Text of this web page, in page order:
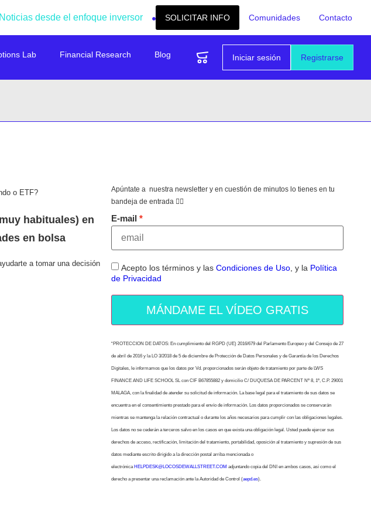
Noticias desde el enfoque inversor SOLICITAR INFO Comunidades Contacto
Registrarse
Iniciar sesión
Lab Financial Research Blog
o ETF?
habituales) en
en bolsa
a tomar una decisión
Apúntate a nuestra newsletter y en cuestión de minutos lo tienes en tu
bandeja de entrada 👇🏻
E-mail
Acepto los términos y las Condiciones de Uso, y la Política
de Privacidad
MÁNDAME EL VÍDEO GRATIS
“PROTECCION DE DATOS: En cumplimiento del RGPD (UE) 2016/679 del Parlamento Europeo y del Consejo de 27
de abril de 2016 y la LO 3/2018 de 5 de diciembre de Protección de Datos Personales y de Garantía de los Derechos
Digitales, le informamos que los datos por Vd. proporcionados serán objeto de tratamiento por parte de LWS
FINANCE AND LIFE SCHOOL SL con CIF B67855882 y domicilio C/ DUQUESA DE PARCENT Nº 8, 1º, C.P. 29001
MALAGA, con la finalidad de atender su solicitud de información. La base legal para el tratamiento de sus datos se
encuentra en el consentimiento prestado para el envío de información. Los datos proporcionados se conservarán
mientras se mantenga la relación contractual o durante los años necesarios para cumplir con las obligaciones legales.
Los datos no se cederán a terceros salvo en los casos en que exista una obligación legal. Usted puede ejercer sus
derechos de acceso, rectificación, limitación del tratamiento, portabilidad, oposición al tratamiento y supresión de sus
datos mediante escrito dirigido a la dirección postal arriba mencionada o
electrónica HELPDESK@LOCOSDEWALLSTREET.COM adjuntando copia del DNI en ambos casos, así como el
derecho a presentar una reclamación ante la Autoridad de Control (aepd.es).